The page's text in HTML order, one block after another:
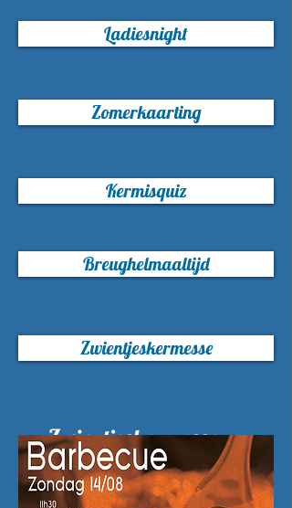
Ladiesnight
Zomerkaarting
Kermisquiz
Breughelmaaltijd
Zwientjeskermesse
Zwientjeskermesse
(barbecue)